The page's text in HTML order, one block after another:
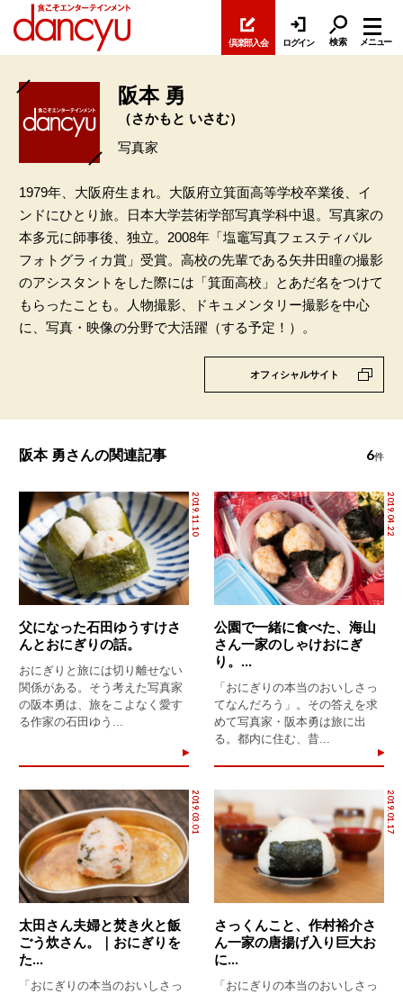
倶楽部入会 ログイン 検索 メニュー
阪本 勇
（さかもと いさむ）
写真家
1979年、大阪府生まれ。大阪府立箕面高等学校卒業後、イ
ンドにひとり旅。日本大学芸術学部写真学科中退。写真家の
本多元に師事後、独立。2008年「塩竈写真フェスティバル
フォトグラィカ賞」受賞。高校の先輩である矢井田瞳の撮影
のアシスタントをした際には「箕面高校」とあだ名をつけて
もらったことも。人物撮影、ドキュメンタリー撮影を中心
に、写真・映像の分野で大活躍（する予定！）。
オフィシャルサイト
阪本 勇さんの関連記事 6件
2019.11.10
父になった石田ゆうすけさ
んとおにぎりの話。
おにぎりと旅には切り離せない
関係がある。そう考えた写真家
の阪本勇は、旅をこよなく愛す
る作家の石田ゆう...
2019.04.22
公園で一緒に食べた、海山
さん一家のしゃけおにぎ
り。...
「おにぎりの本当のおいしさっ
てなんだろう」。その答えを求
めて写真家・阪本勇は旅に出
る。都内に住む、昔...
2019.03.01
太田さん夫婦と焚き火と飯
ごう炊さん。｜おにぎりを
た...
「おにぎりの本当のおいしさっ
2019.01.17
さっくんこと、作村裕介さ
ん一家の唐揚げ入り巨大お
に...
「おにぎりの本当のおいしさっ